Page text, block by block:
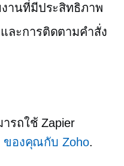
านที่มีประสิทธิภาพ
ละการติดตามคำสั่ง
รถใช้ Zapier
ของคุณกับ Zoho.